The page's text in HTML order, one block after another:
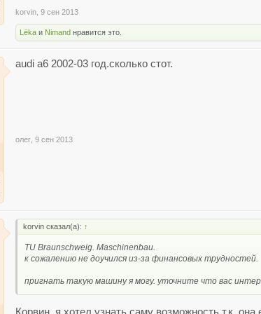
korvin 9 сен 2013
Lёka и Nimand нравится это.
audi а6 2002-03 год.сколько стот.
олег 9 сен 2013
korvin сказал(а): ↑
TU Braunschweig. Maschinenbau.
к сожалению не доучился из-за финансовых трудностей.
пригнать такую машину я могу. уточните что вас